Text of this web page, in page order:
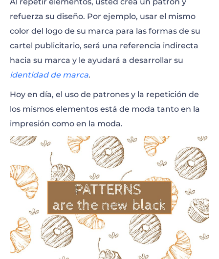
Al repetir elementos, usted crea un patrón y
refuerza su diseño. Por ejemplo, usar el mismo
color del logo de su marca para las formas de su
cartel publicitario, será una referencia indirecta
hacia su marca y le ayudará a desarrollar su
identidad de marca.
Hoy en día, el uso de patrones y la repetición de
los mismos elementos está de moda tanto en la
impresión como en la moda.